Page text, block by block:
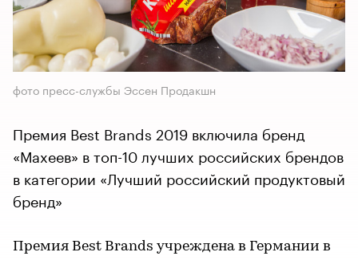
фото пресс-службы Эссен Продакшн
Премия Best Brands 2019 включила бренд
«Махеев» в топ-10 лучших российских брендов
в категории «Лучший российский продуктовый
бренд»
Премия Best Brands учреждена в Германии в